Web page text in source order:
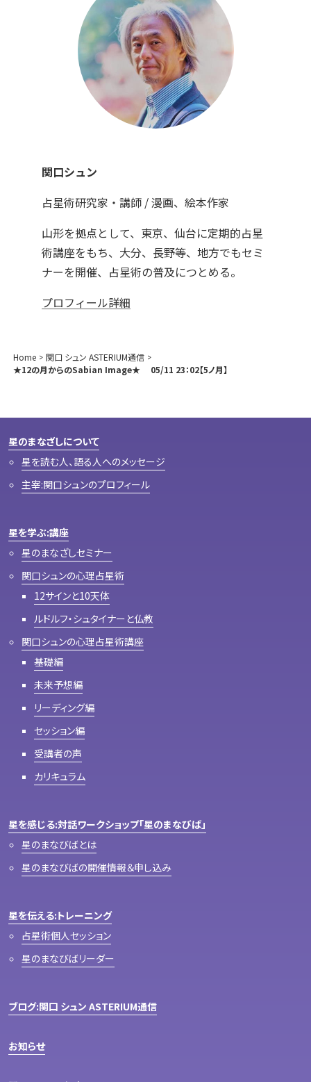
関口シュン
占星術研究家・講師 / 漫画、絵本作家
山形を拠点として、東京、仙台に定期的占星
術講座をもち、大分、長野等、地方でもセミ
ナーを開催、占星術の普及につとめる。
プロフィール詳細
Home
関口 シュン ASTERIUM通信
★12の月からのSabian Image★ 05/11 23：02【5ノ月】
星のまなざしについて
星を読む人、語る人へのメッセージ
主宰:関口シュンのプロフィール
星を学ぶ:講座
星のまなざしセミナー
関口シュンの心理占星術
12サインと10天体
ルドルフ・シュタイナーと仏教
関口シュンの心理占星術講座
基礎編
未来予想編
リーディング編
セッション編
受講者の声
カリキュラム
星を感じる:対話ワークショップ「星のまなびば」
星のまなびばとは
星のまなびばの開催情報＆申し込み
星を伝える:トレーニング
占星術個人セッション
星のまなびばリーダー
ブログ:関口 シュン ASTERIUM通信
お知らせ